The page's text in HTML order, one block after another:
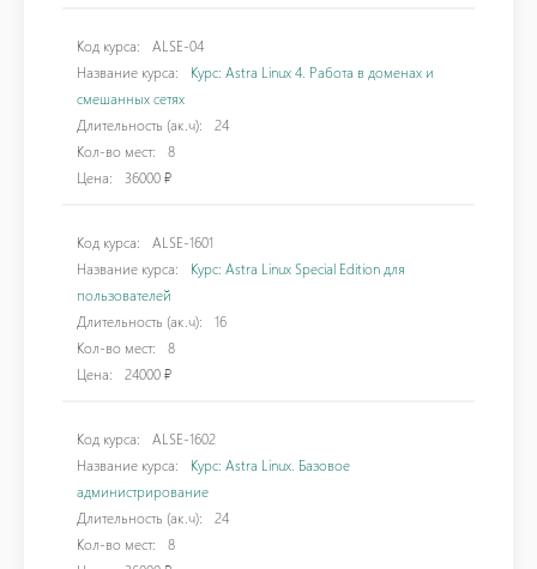
Код курса:
ALSE-04
Название курса:
Курс: Astra Linux 4. Работа в доменах и
смешанных сетях
Длительность (ак.ч):
24
Кол-во мест:
8
Цена:
36000 ₽
Код курса:
ALSE-1601
Название курса:
Курс: Astra Linux Special Edition для
пользователей
Длительность (ак.ч):
16
Кол-во мест:
8
Цена:
24000 ₽
Код курса:
ALSE-1602
Название курса:
Курс: Astra Linux. Базовое
администрирование
Длительность (ак.ч):
24
Кол-во мест:
8